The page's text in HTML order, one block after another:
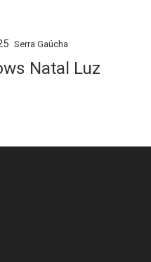
Serra Gaúcha
Natal Luz